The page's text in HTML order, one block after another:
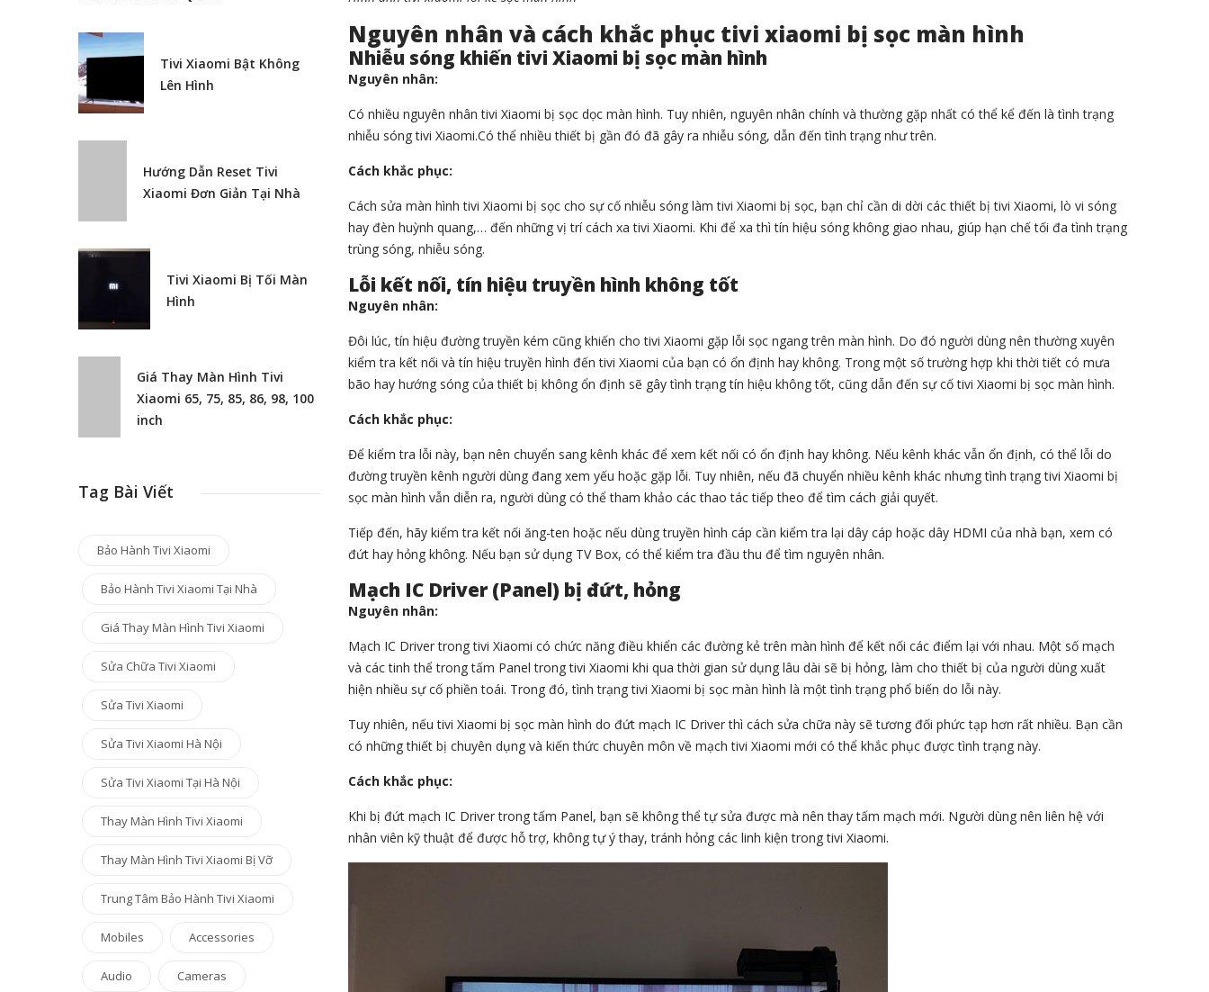
Nguyên nhân và cách khắc phục tivi xiaomi bị sọc màn hình
Nhiễu sóng khiến tivi Xiaomi bị sọc màn hình
Nguyên nhân:
Có nhiều nguyên nhân tivi Xiaomi bị sọc dọc màn hình. Tuy nhiên, nguyên nhân chính và thường gặp nhất có thể kể đến là tình trạng
nhiễu sóng tivi Xiaomi.Có thể nhiều thiết bị gần đó đã gây ra nhiễu sóng, dẫn đến tình trạng như trên.
Cách khắc phục:
Cách sửa màn hình tivi Xiaomi bị sọc cho sự cố nhiễu sóng làm tivi Xiaomi bị sọc, bạn chỉ cần di dời các thiết bị tivi Xiaomi, lò vi sóng
hay đèn huỳnh quang,… đến những vị trí cách xa tivi Xiaomi. Khi để xa thì tín hiệu sóng không giao nhau, giúp hạn chế tối đa tình trạng
trùng sóng, nhiễu sóng.
Lỗi kết nối, tín hiệu truyền hình không tốt
Nguyên nhân:
Đôi lúc, tín hiệu đường truyền kém cũng khiến cho tivi Xiaomi gặp lỗi sọc ngang trên màn hình. Do đó người dùng nên thường xuyên
kiểm tra kết nối và tín hiệu truyền hình đến tivi Xiaomi của bạn có ổn định hay không. Trong một số trường hợp khi thời tiết có mưa
bão hay hướng sóng của thiết bị không ổn định sẽ gây tình trạng tín hiệu không tốt, cũng dẫn đến sự cố tivi Xiaomi bị sọc màn hình.
Cách khắc phục:
Để kiểm tra lỗi này, bạn nên chuyển sang kênh khác để xem kết nối có ổn định hay không. Nếu kênh khác vẫn ổn định, có thể lỗi do
đường truyền kênh người dùng đang xem yếu hoặc gặp lỗi. Tuy nhiên, nếu đã chuyển nhiều kênh khác nhưng tình trạng tivi Xiaomi bị
sọc màn hình vẫn diễn ra, người dùng có thể tham khảo các thao tác tiếp theo để tìm cách giải quyết.
Tiếp đến, hãy kiểm tra kết nối ăng-ten hoặc nếu dùng truyền hình cáp cần kiểm tra lại dây cáp hoặc dây HDMI của nhà bạn, xem có
đứt hay hỏng không. Nếu bạn sử dụng TV Box, có thể kiểm tra đầu thu để tìm nguyên nhân.
Mạch IC Driver (Panel) bị đứt, hỏng
Nguyên nhân:
Mạch IC Driver trong tivi Xiaomi có chức năng điều khiển các đường kẻ trên màn hình để kết nối các điểm lại với nhau. Một số mạch
và các tinh thể trong tấm Panel trong tivi Xiaomi khi qua thời gian sử dụng lâu dài sẽ bị hỏng, làm cho thiết bị của người dùng xuất
hiện nhiều sự cố phiền toái. Trong đó, tình trạng tivi Xiaomi bị sọc màn hình là một tình trạng phổ biến do lỗi này.
Tuy nhiên, nếu tivi Xiaomi bị sọc màn hình do đứt mạch IC Driver thì cách sửa chữa này sẽ tương đối phức tạp hơn rất nhiều. Bạn cần
có những thiết bị chuyên dụng và kiến thức chuyên môn về mạch tivi Xiaomi mới có thể khắc phục được tình trạng này.
Cách khắc phục:
Khi bị đứt mạch IC Driver trong tấm Panel, bạn sẽ không thể tự sửa được mà nên thay tấm mạch mới. Người dùng nên liên hệ với
nhân viên kỹ thuật để được hỗ trợ, không tự ý thay, tránh hỏng các linh kiện trong tivi Xiaomi.
Tivi Xiaomi Bật Không
Lên Hình
Hướng Dẫn Reset Tivi
Xiaomi Đơn Giản Tại Nhà
Tivi Xiaomi Bị Tối Màn
Hình
Giá Thay Màn Hình Tivi
Xiaomi 65, 75, 85, 86, 98, 100
inch
Tag Bài Viết
Bảo Hành Tivi Xiaomi
Bảo Hành Tivi Xiaomi Tại Nhà
Giá Thay Màn Hình Tivi Xiaomi
Sửa Chữa Tivi Xiaomi
Sửa Tivi Xiaomi
Sửa Tivi Xiaomi Hà Nội
Sửa Tivi Xiaomi Tại Hà Nội
Thay Màn Hình Tivi Xiaomi
Thay Màn Hình Tivi Xiaomi Bị Vỡ
Trung Tâm Bảo Hành Tivi Xiaomi
Mobiles Accessories
Audio Cameras